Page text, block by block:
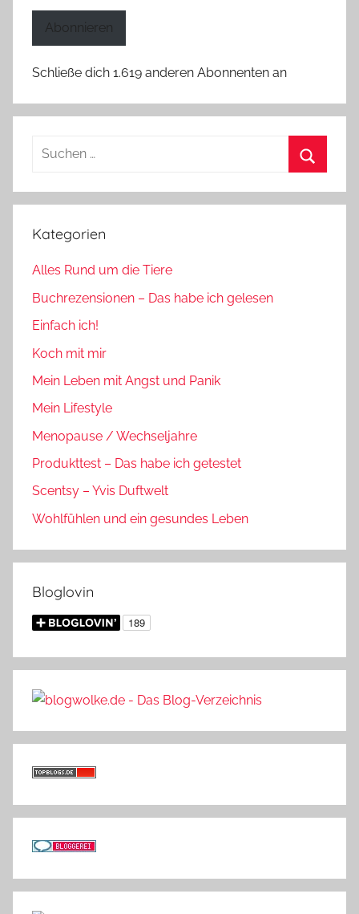
Abonnieren
Schließe dich 1.619 anderen Abonnenten an
Suchen
Kategorien
Alles Rund um die Tiere
Buchrezensionen – Das habe ich gelesen
Einfach ich!
Koch mit mir
Mein Leben mit Angst und Panik
Mein Lifestyle
Menopause / Wechseljahre
Produkttest – Das habe ich getestet
Scentsy – Yvis Duftwelt
Wohlfühlen und ein gesundes Leben
Bloglovin